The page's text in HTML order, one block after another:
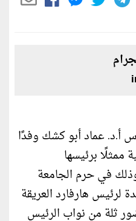
أ.د. عماد أبو كشك وفدًا
ممثلًا برئيسها
في حرم الجامعة
لرئيس هارفارد العريقة
ثلة من نواب الرئيس